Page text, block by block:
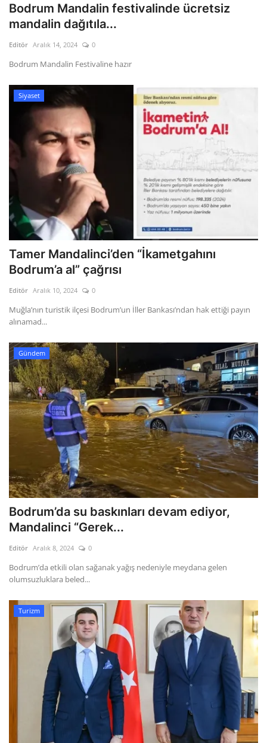
Bodrum Mandalin festivalinde ücretsiz
mandalin dağıtıla...
Editör Aralık 14, 2024 0
Bodrum Mandalin Festivaline hazır
Siyaset
Tamer Mandalinci’den “İkametgahını
Bodrum’a al” çağrısı
Editör Aralık 10, 2024 0
Muğla’nın turistik ilçesi Bodrum’un İller Bankası’ndan hak ettiği payın
alınamad...
Gündem
Bodrum’da su baskınları devam ediyor,
Mandalinci “Gerek...
Editör Aralık 8, 2024 0
Bodrum’da etkili olan sağanak yağış nedeniyle meydana gelen
olumsuzluklara beled...
Turizm